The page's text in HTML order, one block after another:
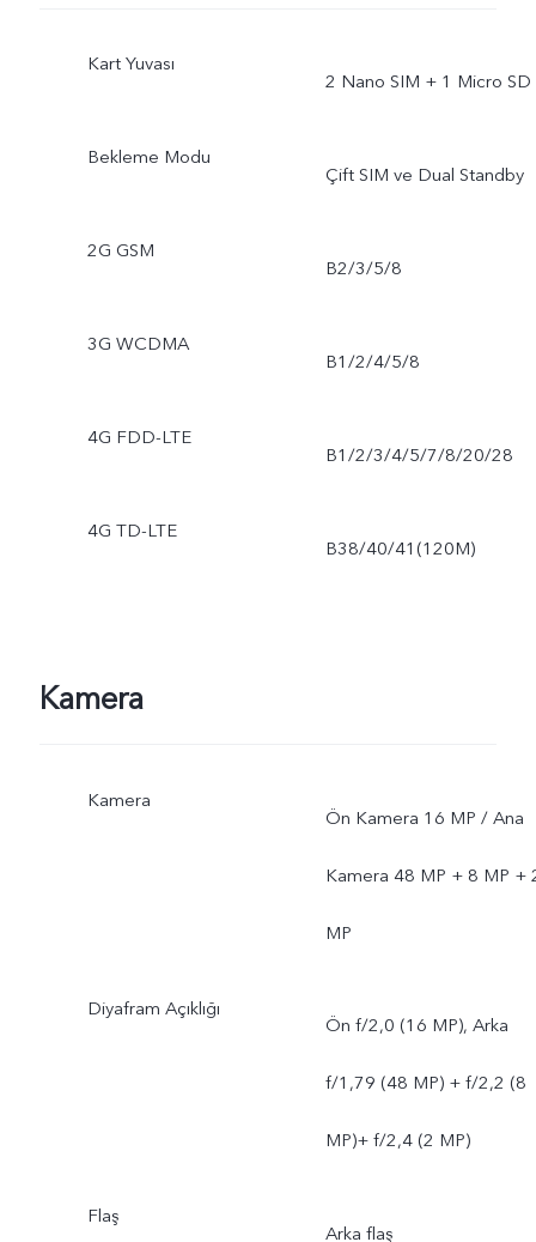
Kart Yuvası
2 Nano SIM + 1 Micro SD
Bekleme Modu
Çift SIM ve Dual Standby
2G GSM
B2/3/5/8
3G WCDMA
B1/2/4/5/8
4G FDD-LTE
B1/2/3/4/5/7/8/20/28
4G TD-LTE
B38/40/41(120M)
Kamera
Kamera
Ön Kamera 16 MP / Ana
Kamera 48 MP + 8 MP +
MP
Diyafram Açıklığı
Ön f/2,0 (16 MP), Arka
f/1,79 (48 MP) + f/2,2 (8
MP)+ f/2,4 (2 MP)
Flaş
Arka flaş